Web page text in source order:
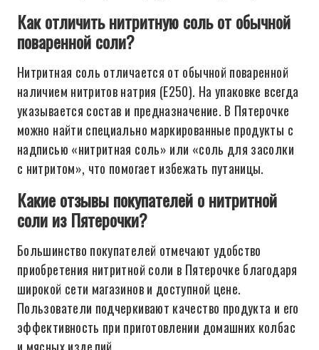
Как отличить нитритную соль от обычной
поваренной соли?
Нитритная соль отличается от обычной поваренной
наличием нитритов натрия (E250). На упаковке всегда
указывается состав и предназначение. В Пятерочке
можно найти специально маркированные продукты с
надписью «нитритная соль» или «соль для засолки
с нитритом», что помогает избежать путаницы.
Какие отзывы покупателей о нитритной
соли из Пятерочки?
Большинство покупателей отмечают удобство
приобретения нитритной соли в Пятерочке благодаря
широкой сети магазинов и доступной цене.
Пользователи подчеркивают качество продукта и его
эффективность при приготовлении домашних колбас